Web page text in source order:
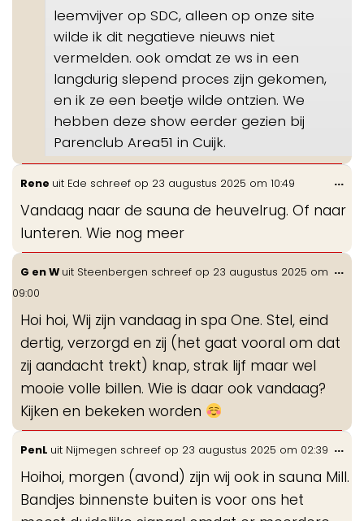
leemvijver op SDC, alleen op onze site
wilde ik dit negatieve nieuws niet
vermelden. ook omdat ze ws in een
langdurig slepend proces zijn gekomen,
en ik ze een beetje wilde ontzien. We
hebben deze show eerder gezien bij
Parenclub Area51 in Cuijk.
Rene uit Ede schreef op 23 augustus 2025 om 10:49
Vandaag naar de sauna de heuvelrug. Of naar
lunteren. Wie nog meer
...
G en W uit Steenbergen schreef op 23 augustus 2025 om
09:00
Hoi hoi, Wij zijn vandaag in spa One. Stel, eind
dertig, verzorgd en zij (het gaat vooral om dat
zij aandacht trekt) knap, strak lijf maar wel
mooie volle billen. Wie is daar ook vandaag?
Kijken en bekeken worden
...
PenL uit Nijmegen schreef op 23 augustus 2025 om 02:39
Hoihoi, morgen (avond) zijn wij ook in sauna Mill.
Bandjes binnenste buiten is voor ons het
...